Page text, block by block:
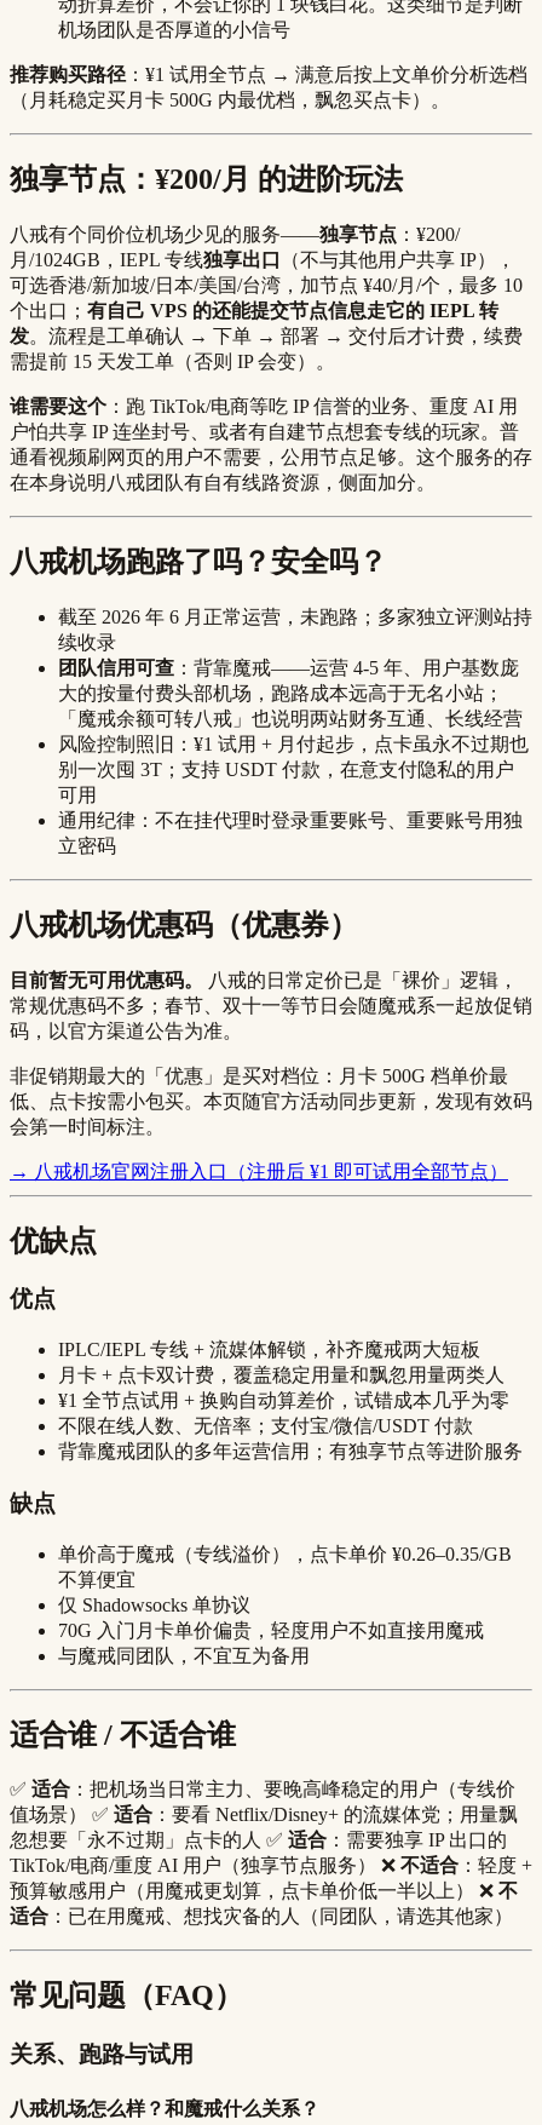
动折算差价，不会让你的 1 块钱白花。这类细节是判断
机场团队是否厚道的小信号
推荐购买路径 ：¥1 试用全节点 → 满意后按上文单价分析选档
（月耗稳定买月卡 500G 内最优档，飘忽买点卡）。
独享节点：¥200/月 的进阶玩法
八戒有个同价位机场少见的服务——独享节点 ：¥200/
月/1024GB，IEPL 专线独享出口
（不与其他用户共享 IP），
可选香港/新加坡/日本/美国/台湾，加节点 ¥40/月/个，最多 10
个出口； 有自己 VPS 的还能提交节点信息走它的 IEPL 转
发。流程是工单确认 → 下单 → 部署 → 交付后才计费，续费
需提前 15 天发工单（否则 IP 会变）。
谁需要这个 ：跑 TikTok/电商等吃 IP 信誉的业务、重度 AI 用
户怕共享 IP 连坐封号、或者有自建节点想套专线的玩家。普
通看视频刷网页的用户不需要，公用节点足够。这个服务的存
在本身说明八戒团队有自有线路资源，侧面加分。
八戒机场跑路了吗？安全吗？
截至 2026 年 6 月正常运营，未跑路；多家独立评测站持
续收录
团队信用可查 ：背靠魔戒——运营 4-5 年、用户基数庞
大的按量付费头部机场，跑路成本远高于无名小站；
「魔戒余额可转八戒」也说明两站财务互通、长线经营
风险控制照旧：¥1 试用 + 月付起步，点卡虽永不过期也
别一次囤 3T；支持 USDT 付款，在意支付隐私的用户
可用
通用纪律：不在挂代理时登录重要账号、重要账号用独
立密码
八戒机场优惠码（优惠券）
目前暂无可用优惠码。
八戒的日常定价已是「裸价」逻辑，
常规优惠码不多；春节、双十一等节日会随魔戒系一起放促销
码，以官方渠道公告为准。
非促销期最大的「优惠」是买对档位：月卡 500G 档单价最
低、点卡按需小包买。本页随官方活动同步更新，发现有效码
会第一时间标注。
→ 八戒机场官网注册入口（注册后 ¥1 即可试用全部节点）
优缺点
优点
IPLC/IEPL 专线 + 流媒体解锁，补齐魔戒两大短板
月卡 + 点卡双计费，覆盖稳定用量和飘忽用量两类人
¥1 全节点试用 + 换购自动算差价，试错成本几乎为零
不限在线人数、无倍率；支付宝/微信/USDT 付款
背靠魔戒团队的多年运营信用；有独享节点等进阶服务
缺点
单价高于魔戒（专线溢价），点卡单价 ¥0.26–0.35/GB
不算便宜
仅 Shadowsocks 单协议
70G 入门月卡单价偏贵，轻度用户不如直接用魔戒
与魔戒同团队，不宜互为备用
适合谁 / 不适合谁
✅ 适合 ：把机场当日常主力、要晚高峰稳定的用户（专线价
值场景） ✅ 适合 ：要看 Netflix/Disney+ 的流媒体党；用量飘
忽想要「永不过期」点卡的人 ✅ 适合 ：需要独享 IP 出口的
TikTok/电商/重度 AI 用户（独享节点服务） ❌ 不适合 ：轻度 +
预算敏感用户（用魔戒更划算，点卡单价低一半以上） ❌ 不
适合 ：已在用魔戒、想找灾备的人（同团队，请选其他家）
常见问题（FAQ）
关系、跑路与试用
八戒机场怎么样？和魔戒什么关系？